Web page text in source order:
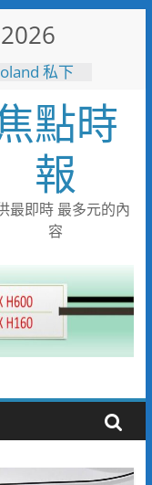
私下
都朝聖的國
政彰化造
接王惠美
化聯合捐贈
配全自動
行
2026 平台
變現全攻略
點時
報
最即時 最多元的內
容